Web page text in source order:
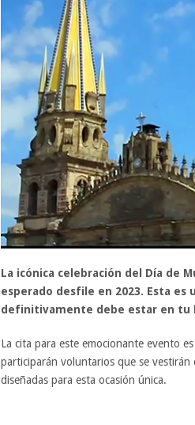
La icónica celebración del Día de
esperado desfile en 2023. Esta
definitivamente debe estar en tu
La cita para este emocionante evento
participarán voluntarios que se vestirán
diseñadas para esta ocasión única.